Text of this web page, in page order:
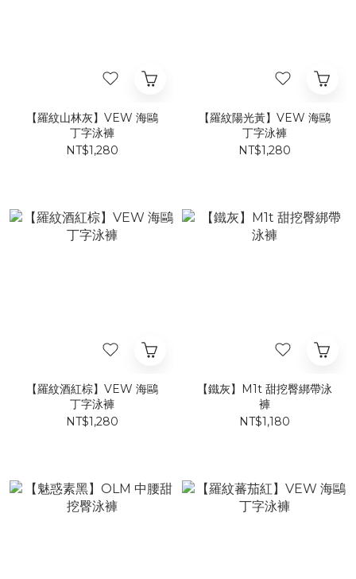
【羅紋山林灰】VEW 海鷗
丁字泳褲
NT$1,280
【羅紋陽光黃】VEW 海鷗
丁字泳褲
NT$1,280
【羅紋酒紅棕】VEW 海鷗
丁字泳褲
NT$1,280
【鐵灰】M1t 甜挖臀綁帶泳
褲​​​
NT$1,180